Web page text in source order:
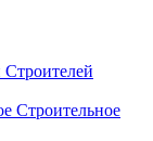
Строительное